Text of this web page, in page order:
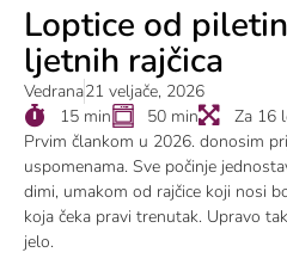
Loptice od
ljetnih rajčica
Vedrana21 veljače, 2026
15 min
50 min
Za 16
Prvim člankom u 2026. donosim
uspomenama. Sve počinje
dimi, umakom od rajčice koji nosi
koja čeka pravi trenutak. Upravo
jelo.